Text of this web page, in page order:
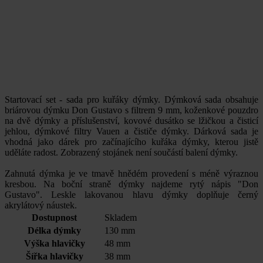
Startovací set - sada pro kuřáky dýmky. Dýmková sada obsahuje
briárovou dýmku Don Gustavo s filtrem 9 mm, koženkové pouzdro
na dvě dýmky a příslušenství, kovové dusátko se lžičkou a čisticí
jehlou, dýmkové filtry Vauen a čističe dýmky. Dárková sada je
vhodná jako dárek pro začínajícího kuřáka dýmky, kterou jistě
uděláte radost. Zobrazený stojánek není součástí balení dýmky.
Zahnutá dýmka je ve tmavě hnědém provedení s méně výraznou
kresbou. Na boční straně dýmky najdeme rytý nápis "Don
Gustavo". Leskle lakovanou hlavu dýmky doplňuje černý
akrylátový náustek.
Dostupnost
Skladem
Délka dýmky
130 mm
Výška hlavičky
48 mm
Šířka hlavičky
38 mm